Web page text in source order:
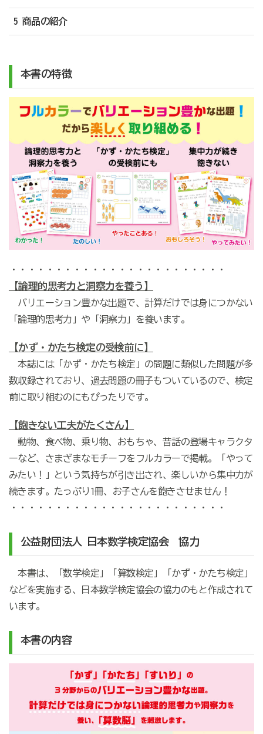
5 商品の紹介
本書の特徴
・・・・・・・・・・・・・・・・・・・・・・・・
【論理的思考力と洞察力を養う】
バリエーション豊かな出題で、計算だけでは身につかない
「論理的思考力」や「洞察力」を養います。
【かず・かたち検定の受検前に】
本誌には「かず・かたち検定」の問題に類似した問題が多
数収録されており、過去問題の冊子もついているので、検定
前に取り組むのにもぴったりです。
【飽きない工夫がたくさん】
動物、食べ物、乗り物、おもちゃ、昔話の登場キャラクタ
ーなど、さまざまなモチーフをフルカラーで掲載。「やって
みたい！」という気持ちが引き出され、楽しいから集中力が
続きます。たっぷり1冊、お子さんを飽きさせません！
・・・・・・・・・・・・・・・・・・・・・・・・
公益財団法人 日本数学検定協会 協力
本書は、「数学検定」「算数検定」「かず・かたち検定」
などを実施する、日本数学検定協会の協力のもと作成されて
います。
本書の内容